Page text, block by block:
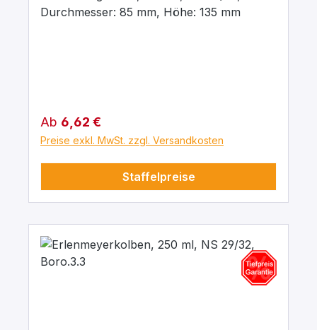
Durchmesser: 85 mm, Höhe: 135 mm
Regulärer Preis:
Ab 6,62 €
Preise exkl. MwSt. zzgl. Versandkosten
Staffelpreise